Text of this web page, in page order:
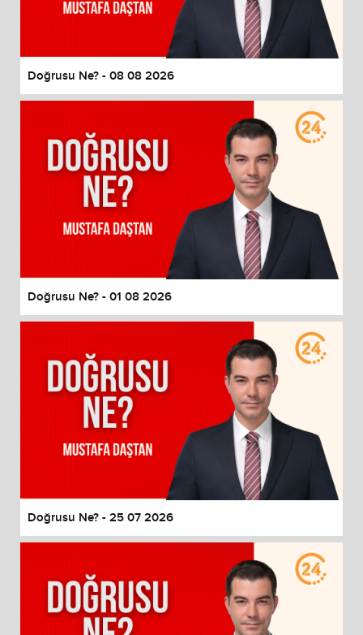
End of dialog window.
Doğrusu Ne? - 08 08 2026
Doğrusu Ne? - 01 08 2026
Doğrusu Ne? - 25 07 2026